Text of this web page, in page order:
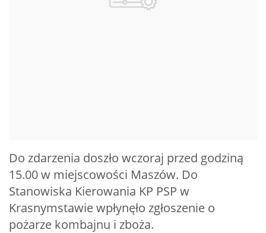
Do zdarzenia doszło wczoraj przed godziną
15.00 w miejscowości Maszów. Do
Stanowiska Kierowania KP PSP w
Krasnymstawie wpłynęło zgłoszenie o
pożarze kombajnu i zboża.